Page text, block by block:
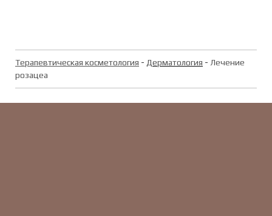
Терапевтическая косметология - Дерматология - Лечение
розацеа